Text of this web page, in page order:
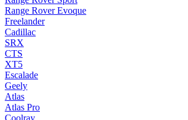
Range Rover Evoque
Freelander
Cadillac
SRX
CTS
XT5
Escalade
Geely
Atlas
Atlas Pro
Coolray